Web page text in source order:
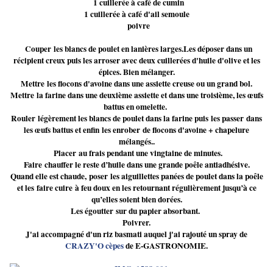
1 cuillerée à café de cumin
1 cuillerée à café d'ail semoule
poivre
Couper les blancs de poulet en lanières larges.Les déposer dans un
récipient creux puis les arroser avec deux cuillerées d'huile d'olive et les
épices. Bien mélanger.
Mettre les flocons d'avoine dans une assiette creuse ou un grand bol.
Mettre la farine dans une deuxième assiette et dans une troisième, les œufs
battus en omelette.
Rouler légèrement les blancs de poulet dans la farinepuis les passer dans
les œufs battus et enfin les enrober de flocons d'avoine + chapelure
mélangés..
Placer au frais pendant une vingtaine de minutes.
Faire chauffer le reste d’huile dans une grande poêle antiadhésive.
Quand elle est chaude, poser les aiguillettes panées de poulet dans la poêle
et les faire cuire à feu doux en les retournant régulièrement jusqu’à ce
qu’elles soient bien dorées.
Les égoutter sur du papier absorbant.
Poivrer.
J'ai accompagné d'un riz basmati auquel j'ai rajouté un spray de
CRAZY'O cèpesde E-GASTRONOMIE.